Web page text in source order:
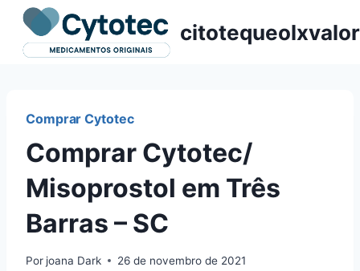
Pular
para
citotequeolxvalor
Comprar Cytotec
Comprar Cytotec/
Misoprostol em Três
Barras – SC
Por joana Dark 26 de novembro de 2021